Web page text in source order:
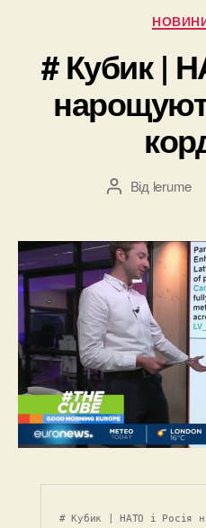
# Кубик |
Автор
Від lerume
# Кубик | НАТО і Росія